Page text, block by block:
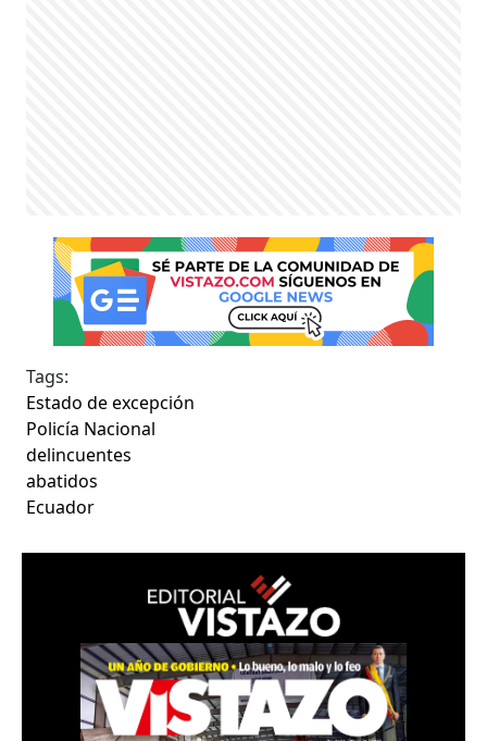
Tags:
Estado de excepción
Policía Nacional
delincuentes
abatidos
Ecuador